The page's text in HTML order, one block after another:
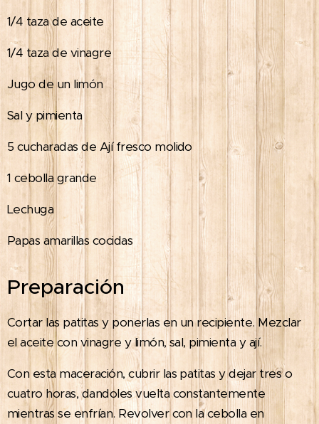
1/4 taza de aceite
1/4 taza de vinagre
Jugo de un limón
Sal y pimienta
5 cucharadas de Ají fresco molido
1 cebolla grande
Lechuga
Papas amarillas cocidas
Preparación
Cortar las patitas y ponerlas en un recipiente. Mezclar
el aceite con vinagre y limón, sal, pimienta y ají.
Con esta maceración, cubrir las patitas y dejar tres o
cuatro horas, dandoles vuelta constantemente
mientras se enfrían. Revolver con la cebolla en